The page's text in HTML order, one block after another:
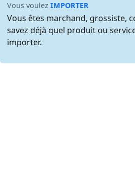
Vous voulezIMPORTER
Vous êtes marchand, grossiste,
savez déjà quel produit ou
importer.